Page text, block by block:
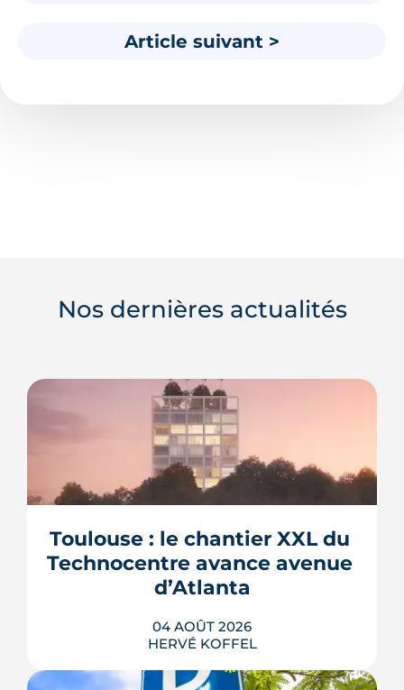
Article suivant >
Nos dernières actualités
Toulouse : le chantier XXL du
Technocentre avance avenue
d’Atlanta
04 AOÛT 2026
HERVÉ KOFFEL